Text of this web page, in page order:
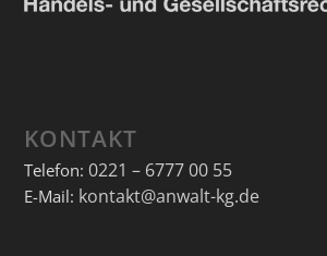
KONTAKT
Telefon: 0221 – 6777 00 55
E-Mail: kontakt@anwalt-kg.de